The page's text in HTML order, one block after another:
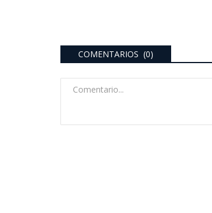
COMENTARIOS (0)
construcción social